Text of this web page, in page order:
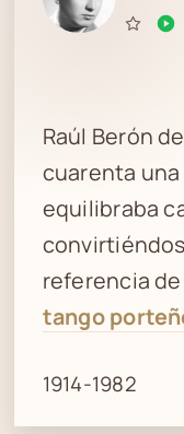
Raúl Berón
cuarenta
equilibraba
referencia
tango
1914-1982